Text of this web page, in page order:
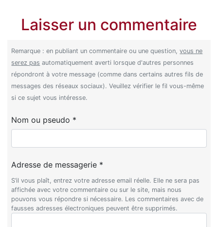
Laisser un commentaire
Remarque : en publiant un commentaire ou une question,vous ne
serez pas automatiquement averti lorsque d'autres personnes
répondront à votre message (comme dans certains autres fils de
messages des réseaux sociaux). Veuillez vérifier le fil vous-même
si ce sujet vous intéresse.
Nom ou pseudo *
Adresse de messagerie *
S’il vous plaît, entrez votre adresse email réelle. Elle ne sera pas
affichée avec votre commentaire ou sur le site, mais nous
pouvons vous répondre si nécessaire. Les commentaires avec de
fausses adresses électroniques peuvent être supprimés.